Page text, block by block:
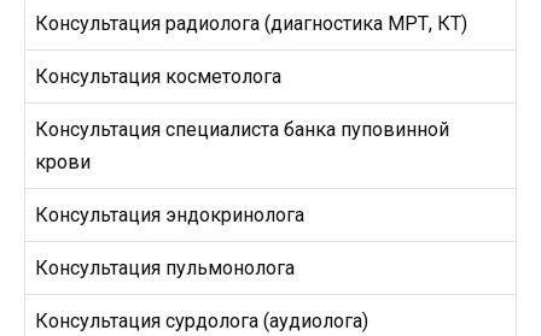
Консультация радиолога (диагностика МРТ, КТ)
Консультация косметолога
Консультация специалиста банка пуповинной
крови
Консультация эндокринолога
Консультация пульмонолога
Консультация сурдолога (аудиолога)